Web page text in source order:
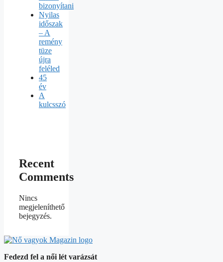
bizonyítani
Nyilas
időszak
– A
remény
tüze
újra
feléled
45
év
A
kulcsszó
Recent
Comments
Nincs
megjeleníthető
bejegyzés.
Fedezd fel a női lét varázsát